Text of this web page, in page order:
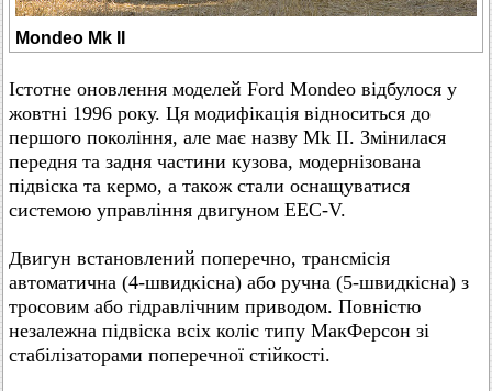
Mondeo Mk II
Істотне оновлення моделей Ford Mondeo відбулося у
жовтні 1996 року. Ця модифікація відноситься до
першого покоління, але має назву Mk II. Змінилася
передня та задня частини кузова, модернізована
підвіска та кермо, а також стали оснащуватися
системою управління двигуном EEC-V.
Двигун встановлений поперечно, трансмісія
автоматична (4-швидкісна) або ручна (5-швидкісна) з
тросовим або гідравлічним приводом. Повністю
незалежна підвіска всіх коліс типу МакФерсон зі
стабілізаторами поперечної стійкості.